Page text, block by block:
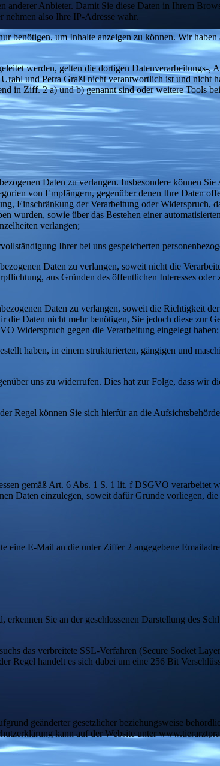
Anbieter. Damit Sie diese Daten in Ihrem
also Ihre IP-Adresse wahr.
benötigen, um Inhalte anzeigen zu können. Wir
werden, gelten die dortigen Datenverarbeitungs-,
und Petra Graßl nicht verantwortlich ist und nicht
in Ziff. 2 a) und b) genannt sind oder weitere Tools
Daten zu verlangen. Insbesondere können
von Empfängern, gegenüber denen Ihre Daten
Einschränkung der Verarbeitung oder Widerspruch,
wurden, sowie über das Bestehen einer
verlangen;
Ihrer bei uns gespeicherten
Daten zu verlangen, soweit nicht die
aus Gründen des öffentlichen Interesses oder
Daten zu verlangen, soweit die Richtigkeit
Daten nicht mehr benötigen, Sie jedoch diese zur
Widerspruch gegen die Verarbeitung eingelegt haben;
haben, in einem strukturierten, gängigen und
uns zu widerrufen. Dies hat zur Folge, dass wir
Regel können Sie sich hierfür an die
gemäß Art. 6 Abs. 1 S. 1 lit. f DSGVO verarbeitet
Daten einzulegen, soweit dafür Gründe vorliegen,
eine E-Mail an die unter Ziffer 2 angegebene
Sie an der geschlossenen Darstellung des
das verbreitete SSL-Verfahren (Secure Socket
Regel handelt es sich dabei um eine 256 Bit
geänderter gesetzlicher beziehungsweise
kann auf der Website unter